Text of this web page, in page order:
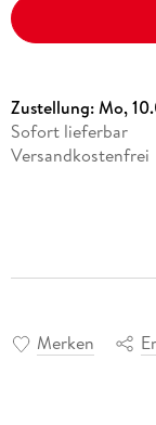
Zustellung:Mo,
Sofort lieferbar
Versandkostenfrei
Merken